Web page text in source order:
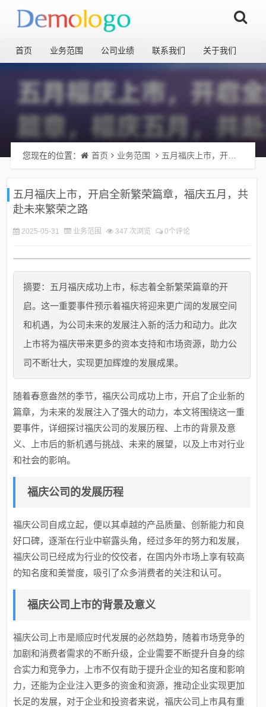
首页 业务范围 公司业绩 联系我们 关于我们
您现在的位置： 首页 业务范围 五月福庆上市，开启全新繁荣篇章，福庆五月，共赴未来繁荣之路
五月福庆上市，开启全新繁荣篇章，福庆五月，共
赴未来繁荣之路
2025-05-31 业务范围 347 次浏览 0个评论
摘要：五月福庆成功上市，标志着全新繁荣篇章的开
启。这一重要事件预示着福庆将迎来更广阔的发展空间
和机遇，为公司未来的发展注入新的活力和动力。此次
上市将为福庆带来更多的资本支持和市场资源，助力公
司不断壮大，实现更加辉煌的发展成果。
随着春意盎然的季节，福庆公司成功上市，开启了企业新的
篇章，为未来的发展注入了强大的动力，本文将围绕这一重
要事件，详细探讨福庆公司的发展历程、上市的背景及意
义、上市后的新机遇与挑战、未来的展望，以及上市对行业
和社会的影响。
福庆公司的发展历程
福庆公司自成立起，便以其卓越的产品质量、创新能力和良
好口碑，逐渐在行业中崭露头角，经过多年的努力和发展，
福庆公司已经成为行业的佼佼者，在国内外市场上享有较高
的知名度和美誉度，吸引了众多消费者的关注和认可。
福庆公司上市的背景及意义
福庆公司上市是顺应时代发展的必然趋势，随着市场竞争的
加剧和消费者需求的不断升级，企业需要不断提升自身的综
合实力和竞争力，上市不仅有助于提升企业的知名度和影响
力，还能为企业注入更多的资金和资源，推动企业实现更加
长足的发展，对于企业和投资者来说，福庆公司上市具有重